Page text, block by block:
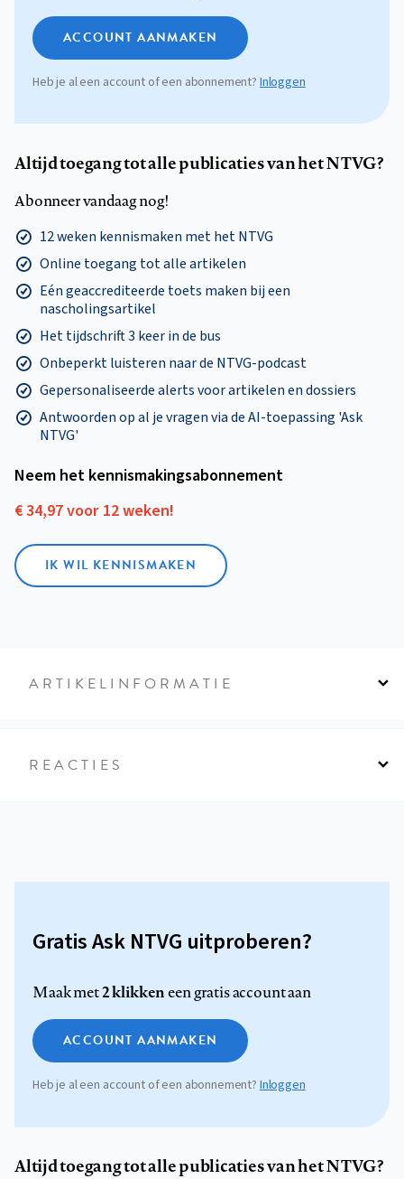
ACCOUNT AANMAKEN
Heb je al een account of een abonnement? Inloggen
Altijd toegang tot alle publicaties van het NTVG?
Abonneer vandaag nog!
12 weken kennismaken met het NTVG
Online toegang tot alle artikelen
Eén geaccrediteerde toets maken bij een
nascholingsartikel
Het tijdschrift 3 keer in de bus
Onbeperkt luisteren naar de NTVG-podcast
Gepersonaliseerde alerts voor artikelen en dossiers
Antwoorden op al je vragen via de AI-toepassing 'Ask
NTVG'
Neem het kennismakings­abonnement
€ 34,97 voor 12 weken!
IK WIL KENNISMAKEN
ARTIKELINFORMATIE
REACTIES
Gratis Ask NTVG uitproberen?
Maak met2 klikkeneen gratis account aan
ACCOUNT AANMAKEN
Heb je al een account of een abonnement?Inloggen
Altijd toegang tot alle publicaties van het NTVG?